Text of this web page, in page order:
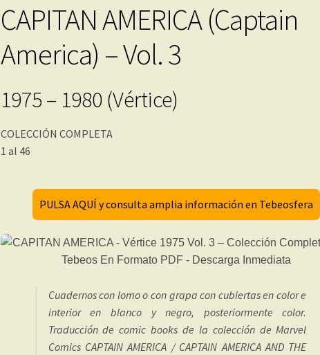
CAPITAN AMERICA (Captain
America) – Vol. 3
1975 – 1980 (Vértice)
COLECCIÓN COMPLETA
1 al 46
PULSA AQUÍ y consulta amplia información en Tebeosfera
Cuadernos con lomo o con grapa con cubiertas en color e
interior en blanco y negro, posteriormente color.
Traducción de comic books de la colección de Marvel
Comics CAPTAIN AMERICA / CAPTAIN AMERICA AND THE